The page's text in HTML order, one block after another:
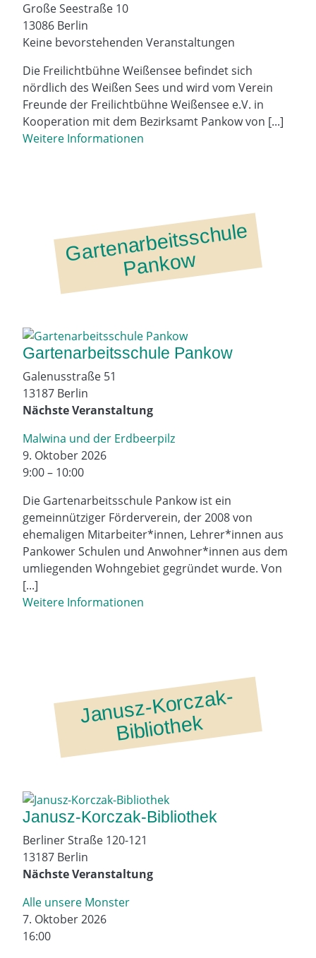
Große Seestraße 10
13086 Berlin
Keine bevorstehenden Veranstaltungen
Die Freilichtbühne Weißensee befindet sich
nördlich des Weißen Sees und wird vom Verein
Freunde der Freilichtbühne Weißensee e.V. in
Koope­ra­ti­on mit dem Bezirks­amt Pan­kow von [...]
Weitere Informationen
G
art
e
n
ar
b
eitssc
h
ul
e
P
a
nk
o
w
Gartenarbeitsschule Pankow
Galenusstraße 51
13187 Berlin
Nächste Veranstaltung
Malwina und der Erdbeerpilz
9. Oktober 2026
9:00 – 10:00
Die Gartenarbeitsschule Pankow ist ein
gemeinnütziger Förderverein, der 2008 von
ehemaligen Mitarbeiter*innen, Lehrer*innen aus
Pankower Schulen und Anwohner*innen aus dem
umliegenden Wohngebiet gegründet wurde. Von
[...]
Weitere Informationen
J
a
n
usz-
K
orcz
ak-
Bi
bli
ot
h
ek
Janusz-Korczak-Bibliothek
Berliner Straße 120-121
13187 Berlin
Nächste Veranstaltung
Alle unsere Monster
7. Oktober 2026
16:00